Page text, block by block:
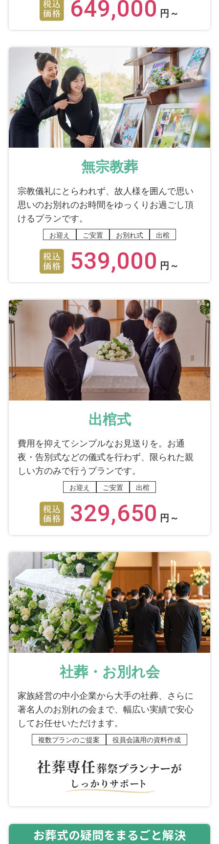
649,000 円～
無宗教葬
宗教儀礼にとらわれず、故人様を囲んで思い
思いのお別れのお時間をゆっくりお過ごし頂
けるプランです。
お迎え ご安置 お別れ式 出棺
539,000 円～
出棺式
費用を抑えてシンプルなお見送りを。お通
夜・告別式などの儀式を行わず、限られた親
しい方のみで行うプランです。
お迎え ご安置 出棺
329,650 円～
社葬・お別れ会
家族経営の中小企業から大手の社葬、さらに
著名人のお別れの会まで、幅広い実績で安心
してお任せいただけます。
複数プランのご提案 役員会議用の資料作成
お葬式の疑問をまるごと解決